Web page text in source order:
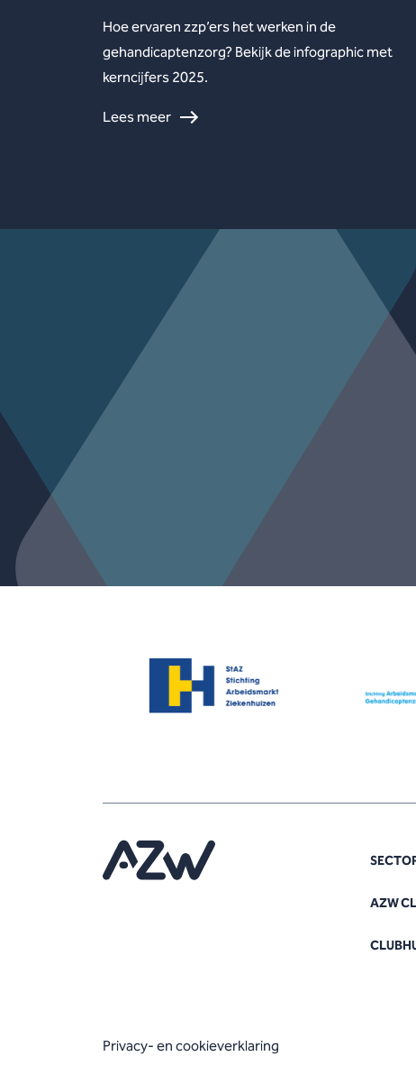
Hoe ervaren zzp’ers het werken in de
gehandicaptenzorg? Bekijk de infographic met
kerncijfers 2025.
Lees meer
AZW
Privacy- en cookieverklaring